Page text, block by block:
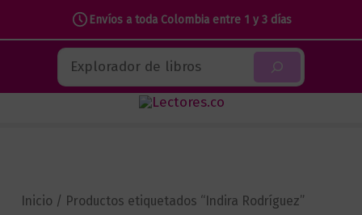
Envíos a toda Colombia entre 1 y 3 días
contenido
Buscar
Inicio / Productos etiquetados “Indira Rodríguez”